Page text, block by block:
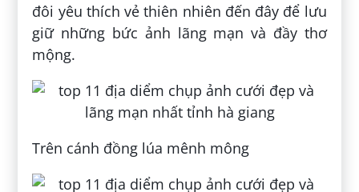
đôi yêu thích vẻ thiên nhiên đến đây để lưu
giữ những bức ảnh lãng mạn và đầy thơ
mộng.
Trên cánh đồng lúa mênh mông